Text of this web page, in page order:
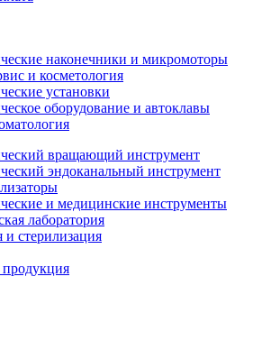
наконечники и микромоторы
и косметология
установки
оборудование и автоклавы
вращающий инструмент
эндоканальный инструмент
и медицинские инструменты
лаборатория
стерилизация